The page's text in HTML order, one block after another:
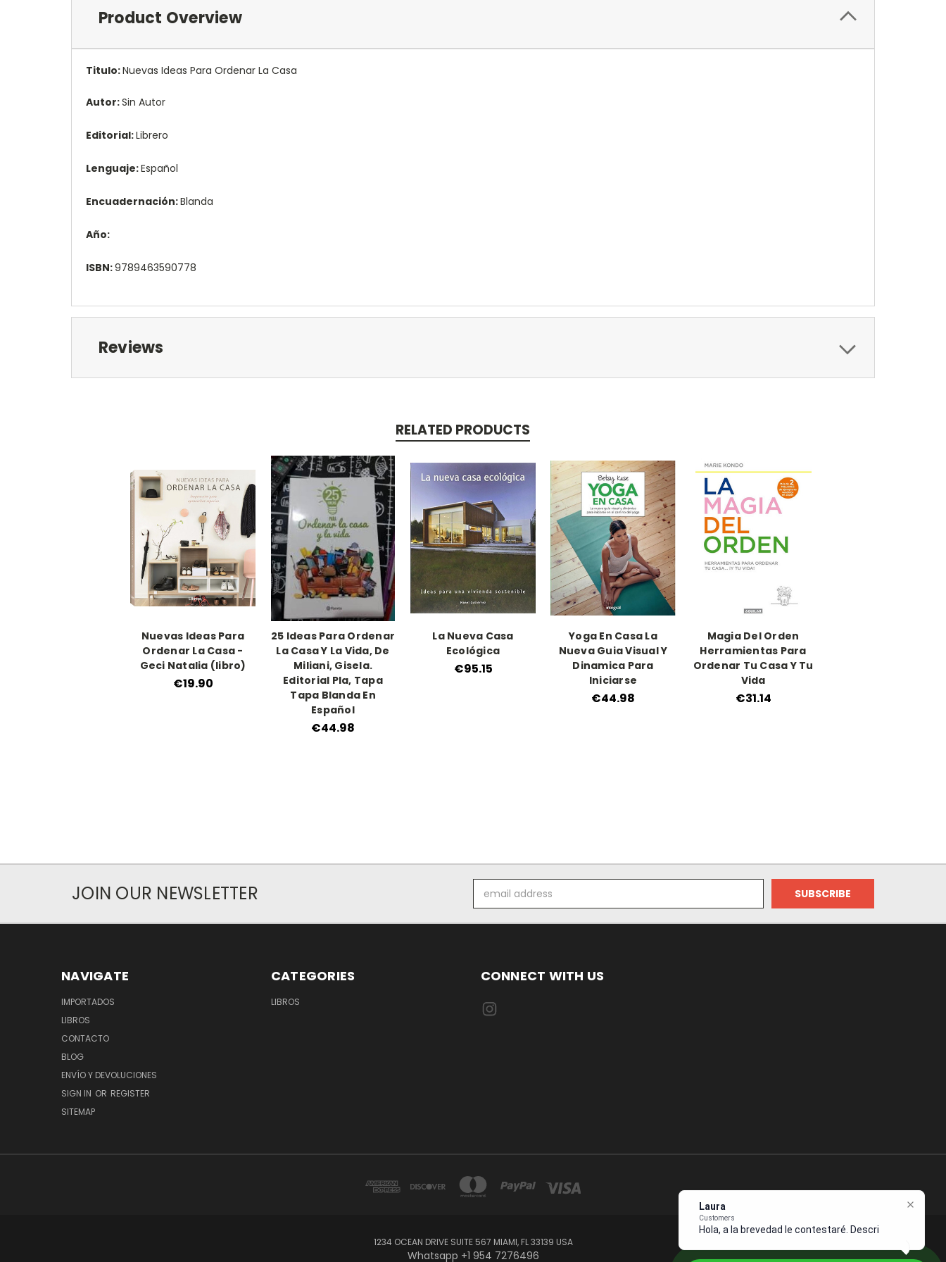
Product Overview
Titulo:Nuevas Ideas Para Ordenar La Casa
Autor:Sin Autor
Editorial:Librero
Lenguaje:Español
Encuadernación:Blanda
Año:
ISBN:9789463590778
Reviews
RELATED PRODUCTS
Nuevas Ideas Para
Ordenar La Casa -
Geci Natalia (libro)
€19.90
25 Ideas Para Ordenar
La Casa Y La Vida, De
Miliani, Gisela.
Editorial Pla, Tapa
Tapa Blanda En
Español
€44.98
La Nueva Casa
Ecológica
€95.15
Yoga En Casa La
Nueva Guia Visual Y
Dinamica Para
Iniciarse
€44.98
Magia Del Orden
Herramientas Para
Ordenar Tu Casa Y Tu
Vida
€31.14
JOIN OUR NEWSLETTER
Address
NAVIGATE
IMPORTADOS
LIBROS
CONTACTO
BLOG
ENVÍO Y DEVOLUCIONES
SIGN IN OR REGISTER
SITEMAP
CATEGORIES
LIBROS
CONNECT WITH US
1234 OCEAN DRIVE SUITE 567 MIAMI, FL 33139 USA
Whatsapp +1 954 7276496